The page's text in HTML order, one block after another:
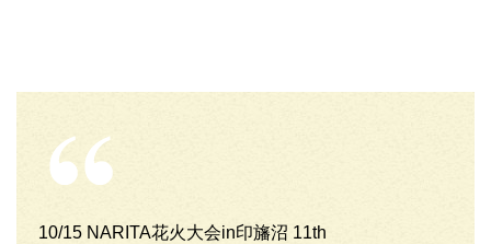
10/15 NARITA花火大会in印旛沼 11th